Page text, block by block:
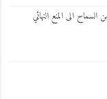
الى المنع النهائي